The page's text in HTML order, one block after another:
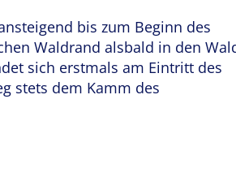
bis zum Beginn des
Waldrand alsbald in den
sich erstmals am Eintritt des
stets dem Kamm des